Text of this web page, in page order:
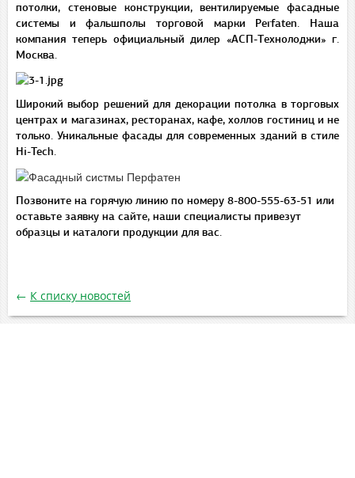
потолки, стеновые конструкции, вентилируемые фасадные
системы и фальшполы торговой марки Perfaten. Наша
компания теперь официальный дилер «АСП-Технолоджи» г.
Москва.
Широкий выбор решений для декорации потолка в торговых
центрах и магазинах, ресторанах, кафе, холлов гостиниц и не
только. Уникальные фасады для современных зданий в стиле
Hi-Tech.
Позвоните на горячую линию по номеру 8-800-555-63-51 или
оставьте заявку на сайте, наши специалисты привезут
образцы и каталоги продукции для вас.
← К списку новостей